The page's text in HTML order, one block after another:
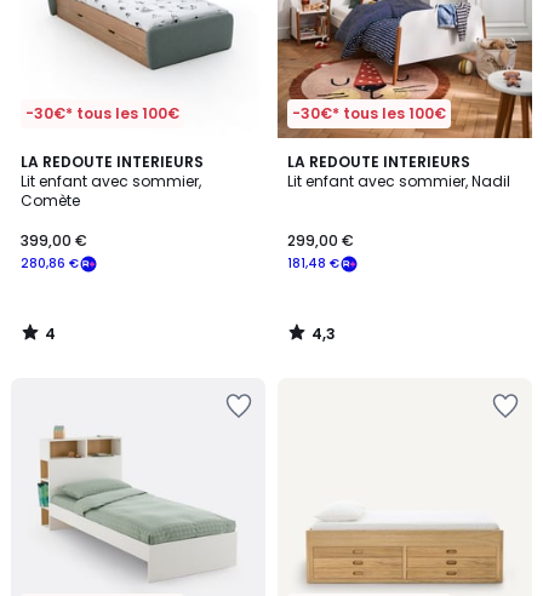
-30€* tous les 100€
LA REDOUTE INTERIEURS
Lit enfant avec sommier,
Comète
280,86 €
399,00 €
4
/
5
4
/
-30€* tous les 100€
LA REDOUTE INTERIEURS
Lit enfant avec sommier, Nadil
181,48 €
299,00 €
4,3
/ 5
4,3
/